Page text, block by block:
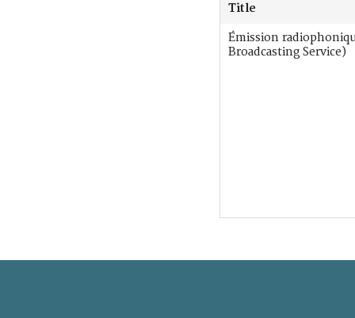
Title
Émission
Broadcasting Service)